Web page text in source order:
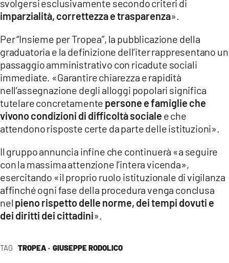
TAG TROPEA · GIUSEPPE RODOLICO
svolgersi esclusivamente secondo criteri di
imparzialità, correttezza e trasparenza».
Per “Insieme per Tropea”, la pubblicazione della
graduatoria e la definizione dell’iter rappresentano un
passaggio amministrativo con ricadute sociali
immediate. «Garantire chiarezza e rapidità
nell’assegnazione degli alloggi popolari significa
tutelare concretamente persone e famiglie che
vivono condizioni di difficoltà sociale e che
attendono risposte certe da parte delle istituzioni».
Il gruppo annuncia infine che continuerà «a seguire
con la massima attenzione l’intera vicenda»,
esercitando «il proprio ruolo istituzionale di vigilanza
affinché ogni fase della procedura venga conclusa
nel pieno rispetto delle norme, dei tempi dovuti e
dei diritti dei cittadini».